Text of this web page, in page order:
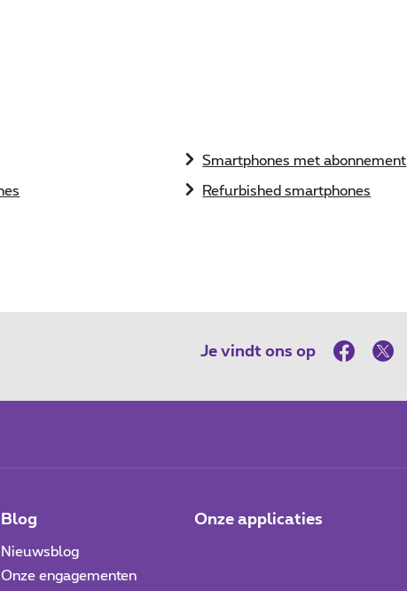
Smartphones met abonnement
Refurbished smartphones
Je vindt ons op
Blog
Nieuwsblog
Onze engagementen
Onze applicaties